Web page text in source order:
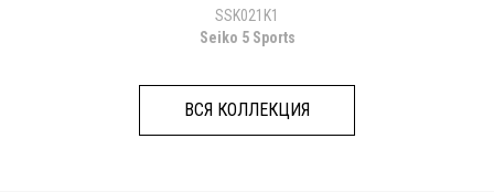
SSK021K1
Seiko 5 Sports
ВСЯ КОЛЛЕКЦИЯ